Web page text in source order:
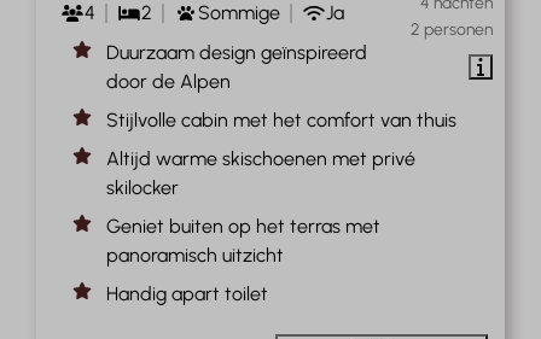
2 personen
4
2 Sommige
Ja
Duurzaam design geïnspireerd
door de Alpen
Stijlvolle cabin met het comfort van thuis
Altijd warme skischoenen met privé
skilocker
Geniet buiten op het terras met
panoramisch uitzicht
Handig apart toilet